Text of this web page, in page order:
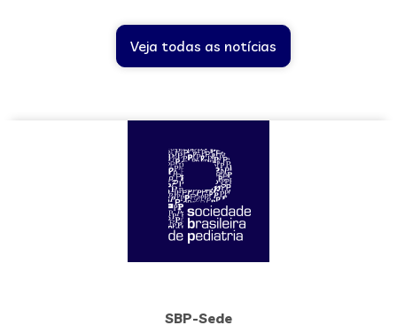
Veja todas as notícias
SBP-Sede